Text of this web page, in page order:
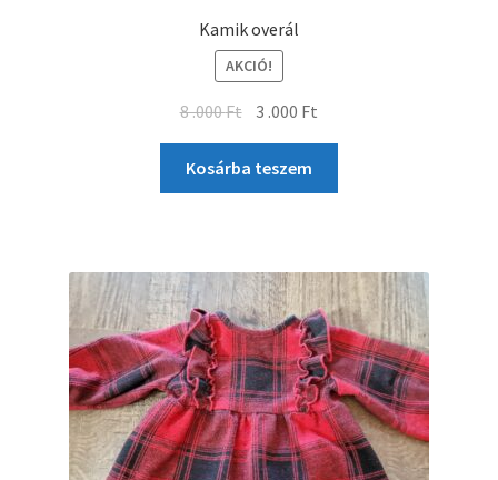
Kamik overál
AKCIÓ!
8 .000Ft 3 .000 Ft
Kosárba teszem